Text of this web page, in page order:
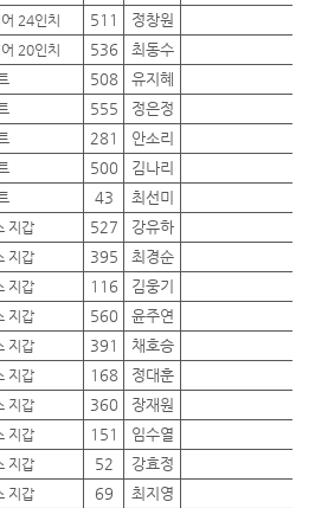
24인치 511 정창원
20인치 536 최동수
508 유지혜
555 정은정
281 안소리
500 김나리
43 최선미
지갑 527 강유하
지갑 395 최경순
지갑 116 김웅기
지갑 560 윤주연
지갑 391 채호승
지갑 168 정대훈
지갑 360 장재원
지갑 151 임수열
지갑 52 강효정
지갑 69 최지영